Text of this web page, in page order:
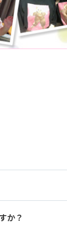
か？